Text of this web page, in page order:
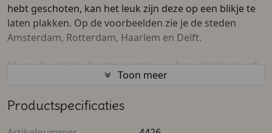
hebt geschoten, kan het leuk zijn deze op een blikje te
laten plakken. Op de voorbeelden zie je de steden
Amsterdam, Rotterdam, Haarlem en Delft.
Maar als winkel of restaurant in een bepaald dorpje of
in een stad kan het ook een leuk gebaar zijn om een
mooi aandenken aan de plek waar ze gewinkeld of
Toon meer
Productspecificaties